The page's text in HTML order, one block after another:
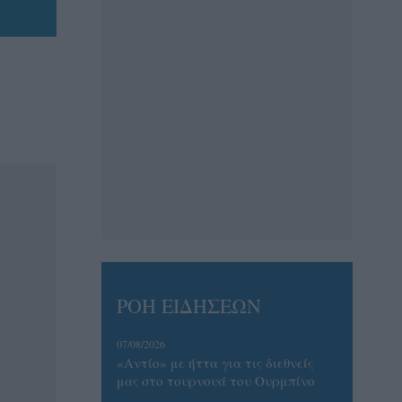
ΡΟΗ ΕΙΔΗΣΕΩΝ
07/08/2026
«Αντίο» με ήττα για τις διεθνείς
μας στο τουρνουά του Ουρμπίνο